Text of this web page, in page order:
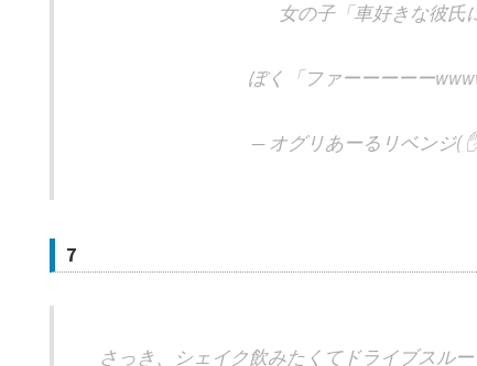
女の子「車好きな彼氏
ぼく「ファーーーーー
— オグリあーるリベンジ(
7
さっき、シェイク飲みたくてドライブスル